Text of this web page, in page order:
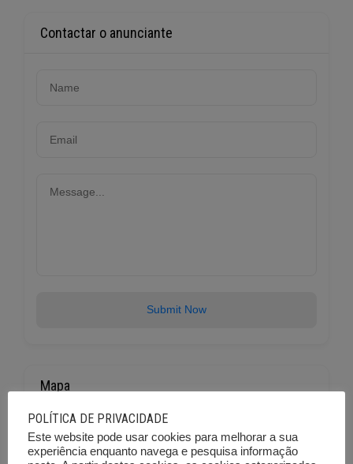
Contactar o anunciante
Submit Now
Mapa
+
POLÍTICA DE PRIVACIDADE
Este website pode usar cookies para melhorar a sua
experiência enquanto navega e pesquisa informação